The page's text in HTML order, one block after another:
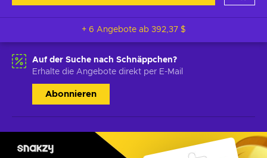
+ 6 Angebote ab 392,37 $
Auf der Suche nach Schnäppchen?
Erhalte die Angebote direkt per E-Mail
Abonnieren